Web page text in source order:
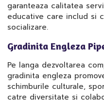
garanteaza calitatea
educative care includ si
socializare.
Gradinita Engleza
Pe langa dezvoltarea
gradinita engleza
schimburile culturale,
catre diversitate si